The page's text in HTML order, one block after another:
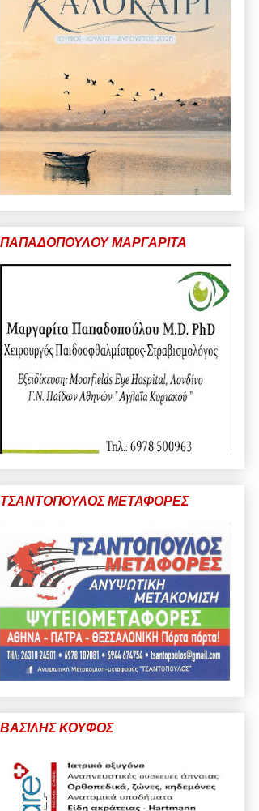
ΠΑΠΑΔΟΠΟΥΛΟΥ ΜΑΡΓΑΡΙΤΑ
ΤΣΑΝΤΟΠΟΥΛΟΣ ΜΕΤΑΦΟΡΕΣ
ΒΑΣΙΛΗΣ ΚΟΥΦΟΣ